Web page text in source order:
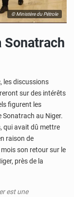
© Ministère du Pétrole
les discussions
sur des intérêts
figurent les
Sonatrach au Niger.
qui avait dû mettre
raison de
son retour sur le
près de la
est une